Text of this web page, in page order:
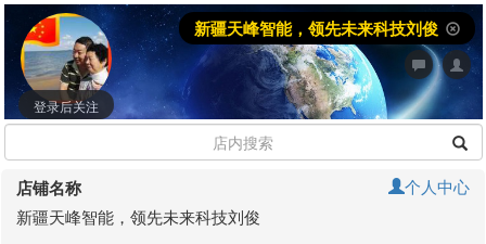
登录后关注
新疆天峰智能，领先未来科技刘俊
店铺名称 个人中心
新疆天峰智能，领先未来科技刘俊